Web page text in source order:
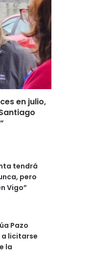
en julio,
tendrá
pero
Vigo”
Pazo
a licitarse
la